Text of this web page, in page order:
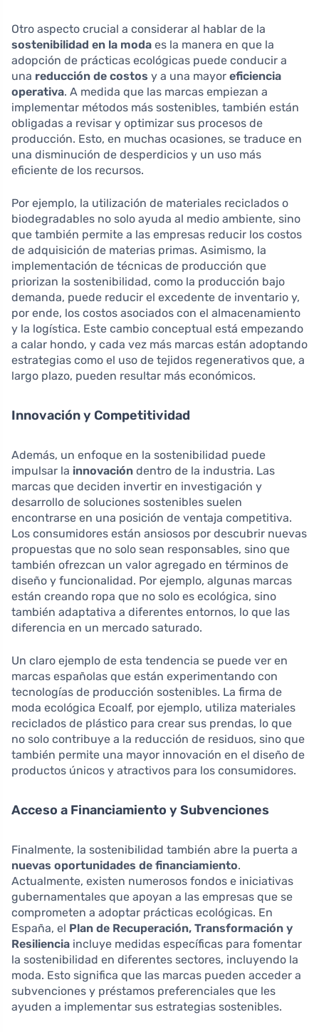
Otro aspecto crucial a considerar al hablar de la
sostenibilidad en la moda es la manera en que la
adopción de prácticas ecológicas puede conducir a
una reducción de costos y a una mayor eficiencia
operativa. A medida que las marcas empiezan a
implementar métodos más sostenibles, también están
obligadas a revisar y optimizar sus procesos de
producción. Esto, en muchas ocasiones, se traduce en
una disminución de desperdicios y un uso más
eficiente de los recursos.
Por ejemplo, la utilización de materiales reciclados o
biodegradables no solo ayuda al medio ambiente, sino
que también permite a las empresas reducir los costos
de adquisición de materias primas. Asimismo, la
implementación de técnicas de producción que
priorizan la sostenibilidad, como la producción bajo
demanda, puede reducir el excedente de inventario y,
por ende, los costos asociados con el almacenamiento
y la logística. Este cambio conceptual está empezando
a calar hondo, y cada vez más marcas están adoptando
estrategias como el uso de tejidos regenerativos que, a
largo plazo, pueden resultar más económicos.
Innovación y Competitividad
Además, un enfoque en la sostenibilidad puede
impulsar la innovación dentro de la industria. Las
marcas que deciden invertir en investigación y
desarrollo de soluciones sostenibles suelen
encontrarse en una posición de ventaja competitiva.
Los consumidores están ansiosos por descubrir nuevas
propuestas que no solo sean responsables, sino que
también ofrezcan un valor agregado en términos de
diseño y funcionalidad. Por ejemplo, algunas marcas
están creando ropa que no solo es ecológica, sino
también adaptativa a diferentes entornos, lo que las
diferencia en un mercado saturado.
Un claro ejemplo de esta tendencia se puede ver en
marcas españolas que están experimentando con
tecnologías de producción sostenibles. La firma de
moda ecológica Ecoalf, por ejemplo, utiliza materiales
reciclados de plástico para crear sus prendas, lo que
no solo contribuye a la reducción de residuos, sino que
también permite una mayor innovación en el diseño de
productos únicos y atractivos para los consumidores.
Acceso a Financiamiento y Subvenciones
Finalmente, la sostenibilidad también abre la puerta a
nuevas oportunidades de financiamiento.
Actualmente, existen numerosos fondos e iniciativas
gubernamentales que apoyan a las empresas que se
comprometen a adoptar prácticas ecológicas. En
España, el Plan de Recuperación, Transformación y
Resiliencia incluye medidas específicas para fomentar
la sostenibilidad en diferentes sectores, incluyendo la
moda. Esto significa que las marcas pueden acceder a
subvenciones y préstamos preferenciales que les
ayuden a implementar sus estrategias sostenibles.